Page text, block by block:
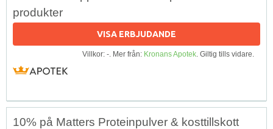
produkter
VISA ERBJUDANDE
Villkor: -. Mer från: Kronans Apotek. Giltig tills vidare.
10% på Matters Proteinpulver & kosttillskott